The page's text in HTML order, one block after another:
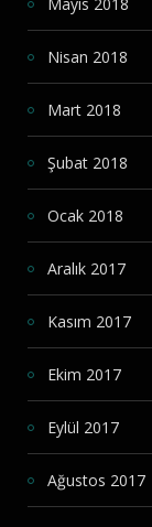
Nisan 2018
Mart 2018
Şubat 2018
Ocak 2018
Aralık 2017
Kasım 2017
Ekim 2017
Eylül 2017
Ağustos 2017